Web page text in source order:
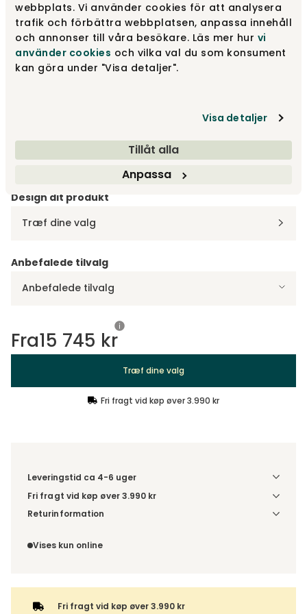
webbplats. Vi använder cookies för att analysera
trafik och förbättra webbplatsen, anpassa innehåll
och annonser till våra besökare. Läs mer hur vi
använder cookies och vilka val du som konsument
kan göra under "Visa detaljer".
Visa detaljer
Tillåt alla
Anpassa
Andre stoffer Fra15 745 kr
528 Mixed Dance Blue
13 935 kr
Design dit produkt
Træf dine valg
Anbefalede tilvalg
Anbefalede tilvalg
Fra15 745 kr
Træf dine valg
Fri fragt vid køp øver 3.990 kr
Leveringstid ca 4-6 uger
Fri fragt vid køp øver 3.990 kr
Vælg udførelse via “Træf dine valg” for at se
Returinformation
fortrydelsesret.
Vises kun online
Fri fragt vid køp øver 3.990 kr